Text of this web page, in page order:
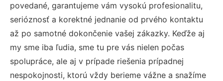
povedané, garantujeme vám vysokú profesionalitu,
serióznosť a korektné jednanie od prvého kontaktu
až po samotné dokončenie vašej zákazky. Keďže aj
my sme iba ľudia, sme tu pre vás nielen počas
spolupráce, ale aj v prípade riešenia prípadnej
nespokojnosti, ktorú vždy berieme vážne a snažíme